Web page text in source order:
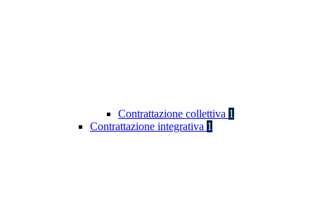
Contrattazione collettiva 1
Contrattazione integrativa 1